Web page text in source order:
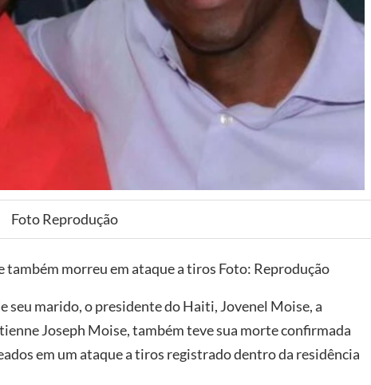
Foto Reprodução
morreu em ataque a tiros Foto: Reprodução
seu marido, o presidente do Haiti, Jovenel Moise, a
Joseph Moise, também teve sua morte confirmada
em um ataque a tiros registrado dentro da residência